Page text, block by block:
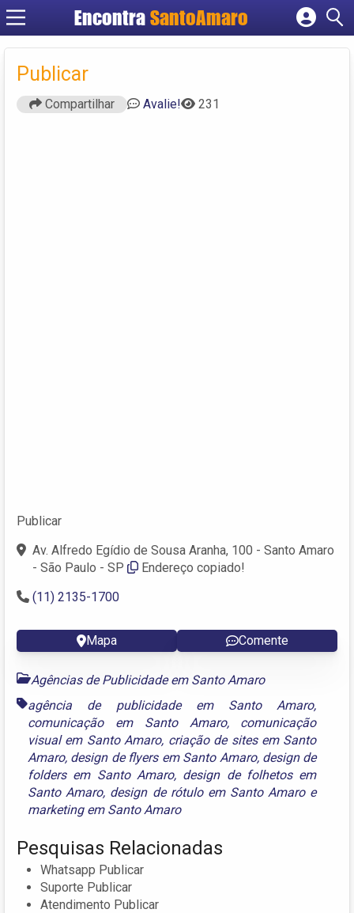
Encontra SantoAmaro
Cadastrar empresa
Publicar
Compartilhar Avalie! 231
Publicar
Av. Alfredo Egídio de Sousa Aranha, 100 - Santo Amaro
- São Paulo - SP
Endereço copiado!
(11) 2135-1700
Mapa Comente
Agências de Publicidade em Santo Amaro
agência de publicidade em Santo Amaro,
comunicação em Santo Amaro, comunicação
visual em Santo Amaro, criação de sites em Santo
Amaro, design de flyers em Santo Amaro, design de
folders em Santo Amaro, design de folhetos em
Santo Amaro, design de rótulo em Santo Amaroe
marketing em Santo Amaro
Pesquisas Relacionadas
Whatsapp Publicar
Suporte Publicar
Atendimento Publicar